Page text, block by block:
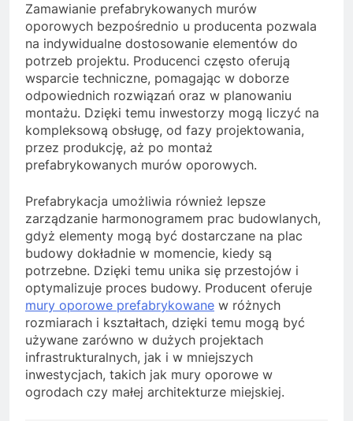
Zamawianie prefabrykowanych murów
oporowych bezpośrednio u producenta pozwala
na indywidualne dostosowanie elementów do
potrzeb projektu. Producenci często oferują
wsparcie techniczne, pomagając w doborze
odpowiednich rozwiązań oraz w planowaniu
montażu. Dzięki temu inwestorzy mogą liczyć na
kompleksową obsługę, od fazy projektowania,
przez produkcję, aż po montaż
prefabrykowanych murów oporowych.
Prefabrykacja umożliwia również lepsze
zarządzanie harmonogramem prac budowlanych,
gdyż elementy mogą być dostarczane na plac
budowy dokładnie w momencie, kiedy są
potrzebne. Dzięki temu unika się przestojów i
optymalizuje proces budowy. Producent oferuje
mury oporowe prefabrykowane w różnych
rozmiarach i kształtach, dzięki temu mogą być
używane zarówno w dużych projektach
infrastrukturalnych, jak i w mniejszych
inwestycjach, takich jak mury oporowe w
ogrodach czy małej architekturze miejskiej.